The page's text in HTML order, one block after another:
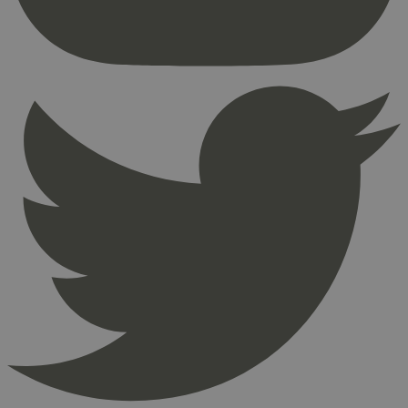
Navn
Domene
Hotjar Ltd
minutter
sekunder
minutter
sekunder
pageviewCount
.svanemerket.no
nelapi-product-archive-filters
svanemerket.no
nelapi-last-visited-category